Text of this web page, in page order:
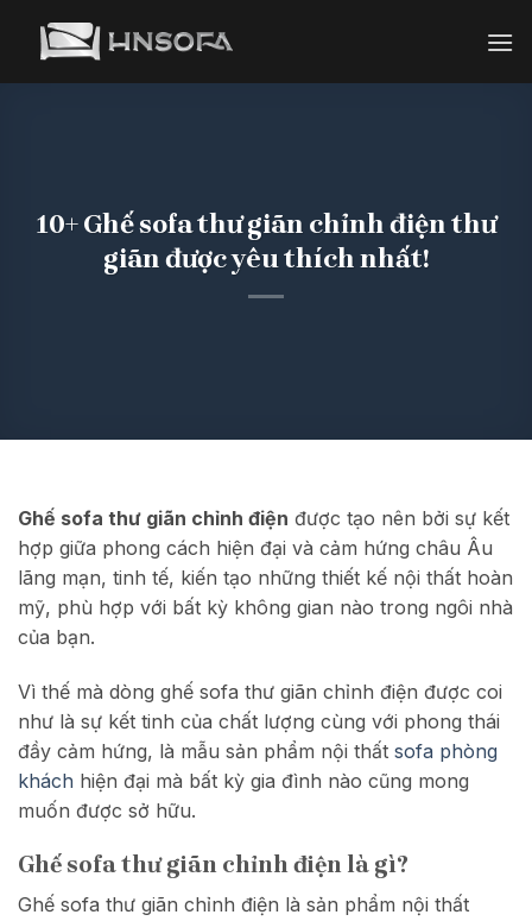
10+ Ghế sofa thư giãn chỉnh điện thư
giãn được yêu thích nhất!
Ghế sofa thư giãn chỉnh điện được tạo nên bởi sự kết
hợp giữa phong cách hiện đại và cảm hứng châu Âu
lãng mạn, tinh tế, kiến tạo những thiết kế nội thất hoàn
mỹ, phù hợp với bất kỳ không gian nào trong ngôi nhà
của bạn.
Vì thế mà dòng ghế sofa thư giãn chỉnh điện được coi
như là sự kết tinh của chất lượng cùng với phong thái
đầy cảm hứng, là mẫu sản phẩm nội thất sofa phòng
khách hiện đại mà bất kỳ gia đình nào cũng mong
muốn được sở hữu.
Ghế sofa thư giãn chỉnh điện là gì?
Ghế sofa thư giãn chỉnh điện là sản phẩm nội thất